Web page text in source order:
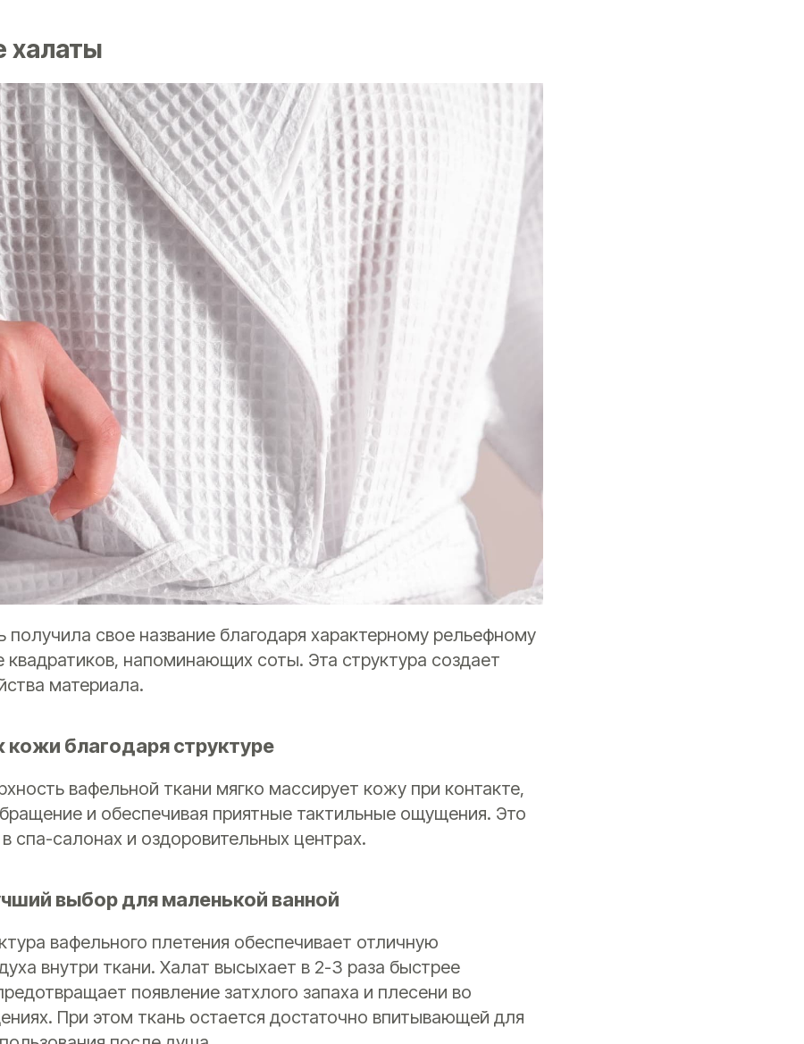
халаты
получила свое название благодаря характерному рельефному
квадратиков, напоминающих соты. Эта структура создает
материала.
благодаря структуре
вафельной ткани мягко массирует кожу при контакте,
и обеспечивая приятные тактильные ощущения. Это
спа-салонах и оздоровительных центрах.
выбор для маленькой ванной
вафельного плетения обеспечивает отличную
внутри ткани. Халат высыхает в 2-3 раза быстрее
появление затхлого запаха и плесени во
При этом ткань остается достаточно впитывающей для